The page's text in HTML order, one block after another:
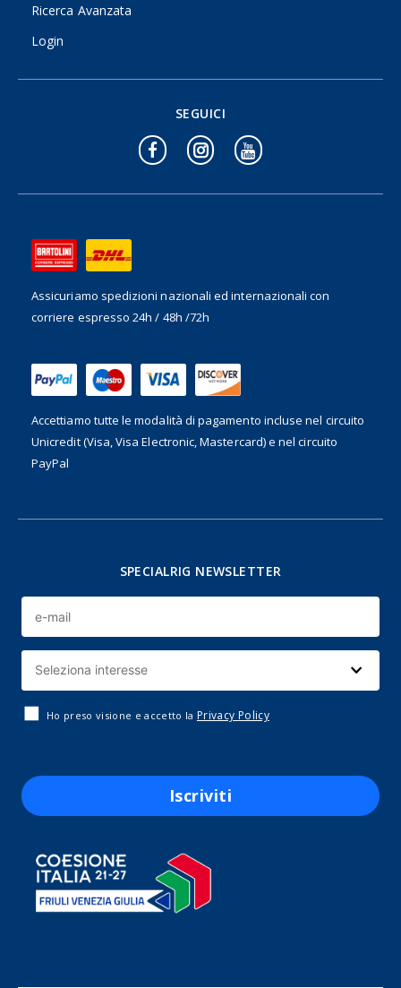
Ricerca Avanzata
Login
Assicuriamo spedizioni nazionali ed internazionalicon
corriere espresso 24h / 48h /72h
Accettiamo tutte le modalità di pagamento incluse nel circuito
Unicredit (Visa, Visa Electronic, Mastercard) e nel circuito
PayPal
SEGUICI
SPECIALRIG NEWSLETTER
Ho preso visione e accetto la Privacy Policy
Iscriviti